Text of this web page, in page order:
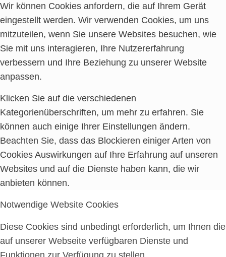
Wir können Cookies anfordern, die auf Ihrem Gerät
eingestellt werden. Wir verwenden Cookies, um uns
mitzuteilen, wenn Sie unsere Websites besuchen, wie
Sie mit uns interagieren, Ihre Nutzererfahrung
verbessern und Ihre Beziehung zu unserer Website
anpassen.
Klicken Sie auf die verschiedenen
Kategorienüberschriften, um mehr zu erfahren. Sie
können auch einige Ihrer Einstellungen ändern.
Beachten Sie, dass das Blockieren einiger Arten von
Cookies Auswirkungen auf Ihre Erfahrung auf unseren
Websites und auf die Dienste haben kann, die wir
anbieten können.
Notwendige Website Cookies
Diese Cookies sind unbedingt erforderlich, um Ihnen die
auf unserer Webseite verfügbaren Dienste und
Funktionen zur Verfügung zu stellen.